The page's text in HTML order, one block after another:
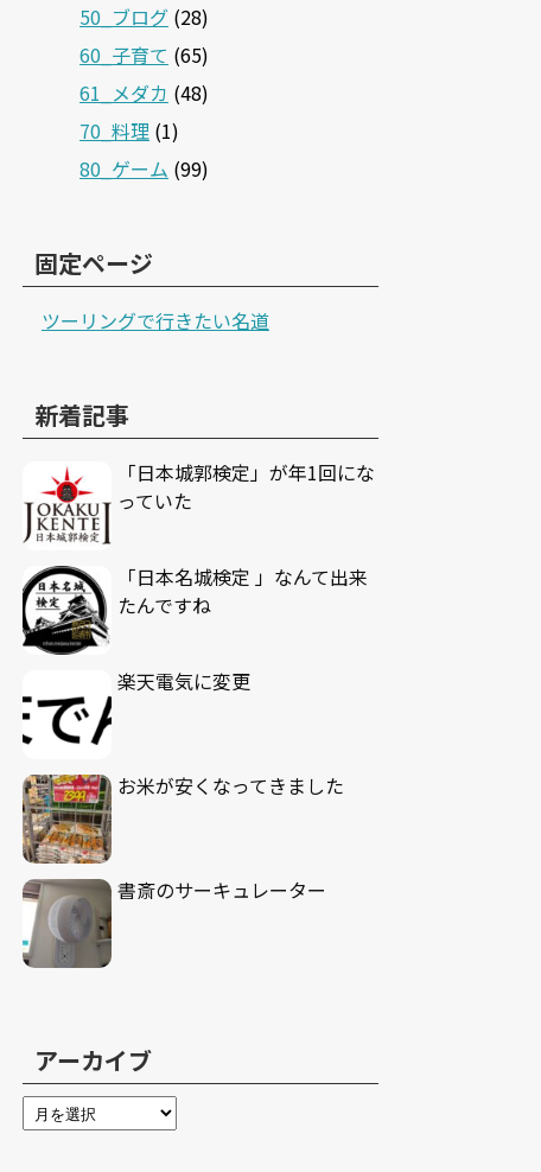
50_ブログ (28)
60_子育て (65)
61_メダカ (48)
70_料理 (1)
80_ゲーム (99)
固定ページ
ツーリングで行きたい名道
新着記事
「日本城郭検定」が年1回にな
っていた
「日本名城検定 」なんて出来
たんですね
楽天電気に変更
お米が安くなってきました
書斎のサーキュレーター
アーカイブ